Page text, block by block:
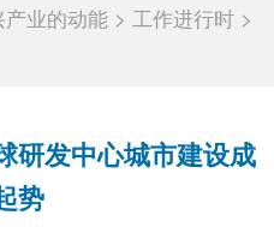
业的动能 > 工作进行时 >
研发中心城市建设成
势